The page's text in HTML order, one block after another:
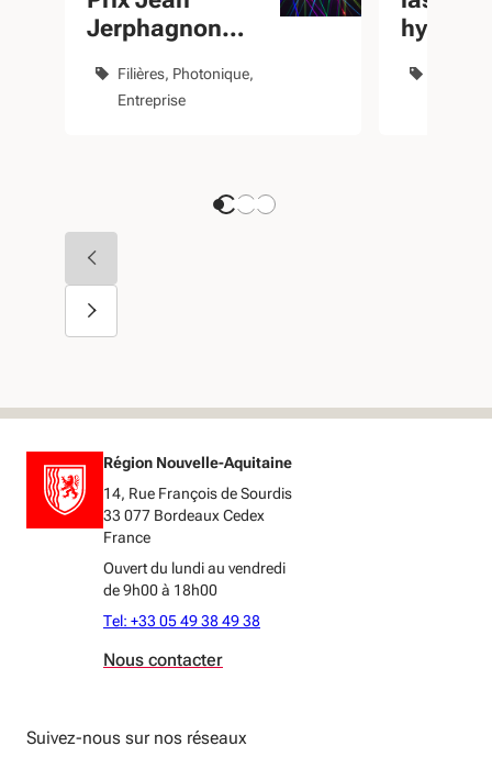
Jerphagnon
Néo-Aquitain
Filières Photonique
Entreprise
Région Nouvelle-Aquitaine
14, Rue François de Sourdis
33 077 Bordeaux Cedex
France
Ouvert du lundi au vendredi
de 9h00 à 18h00
Tel: +33 05 49 38 49 38
Nous contacter
Suivez-nous sur nos réseaux